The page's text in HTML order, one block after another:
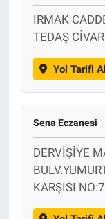
IRMAK
TEDAŞ
Yol Tarifi Al
Sena Eczanesi
DERVİŞİYE
KARŞISI